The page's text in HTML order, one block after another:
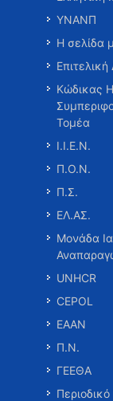
ΥΝΑΝΠ
Η σελίδα
Κώδικας
Τομέα
Ι.Ι.Ε.Ν.
Π.Ο.Ν.
Π.Σ.
ΕΛ.ΑΣ.
Μονάδα
UNHCR
CEPOL
ΕΑΑΝ
Π.Ν.
ΓΕΕΘΑ